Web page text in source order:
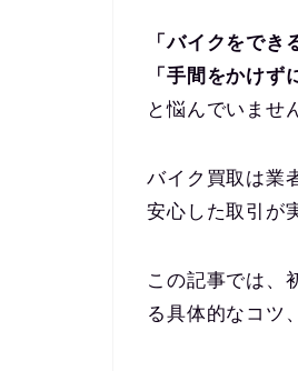
「バイクをで
「手間をかけず
と悩んでいませ
バイク買取は業
安心した取引が
この記事では、
る具体的なコツ